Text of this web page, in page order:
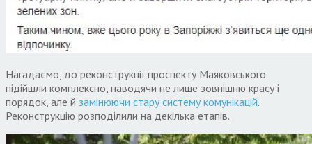
Нагадаємо, до реконструкції проспекту Маяковського
підійшли комплексно, наводячи не лише зовнішню красу і
порядок, але й замінюючи стару систему комунікацій.
Реконструкцію розподілили на декілька етапів.